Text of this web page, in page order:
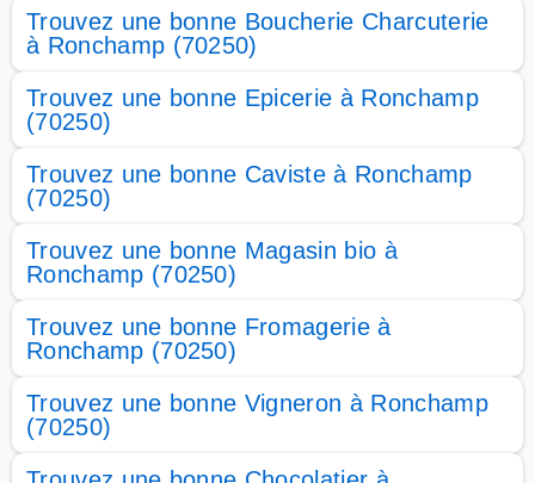
Trouvez une bonne Boucherie Charcuterie
à Ronchamp (70250)
Trouvez une bonne Epicerie à Ronchamp
(70250)
Trouvez une bonne Caviste à Ronchamp
(70250)
Trouvez une bonne Magasin bio à
Ronchamp (70250)
Trouvez une bonne Fromagerie à
Ronchamp (70250)
Trouvez une bonne Vigneron à Ronchamp
(70250)